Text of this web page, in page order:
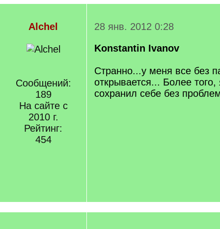
Alchel
Сообщений:
189
На сайте с
2010 г.
Рейтинг:
454
28 янв. 2012 0:28
Konstantin Ivanov
Странно...у меня все без
открывается... Более того,
сохранил себе без